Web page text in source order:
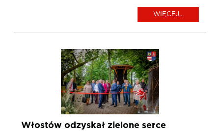
WIĘCEJ...
Włostów odzyskał zielone serce